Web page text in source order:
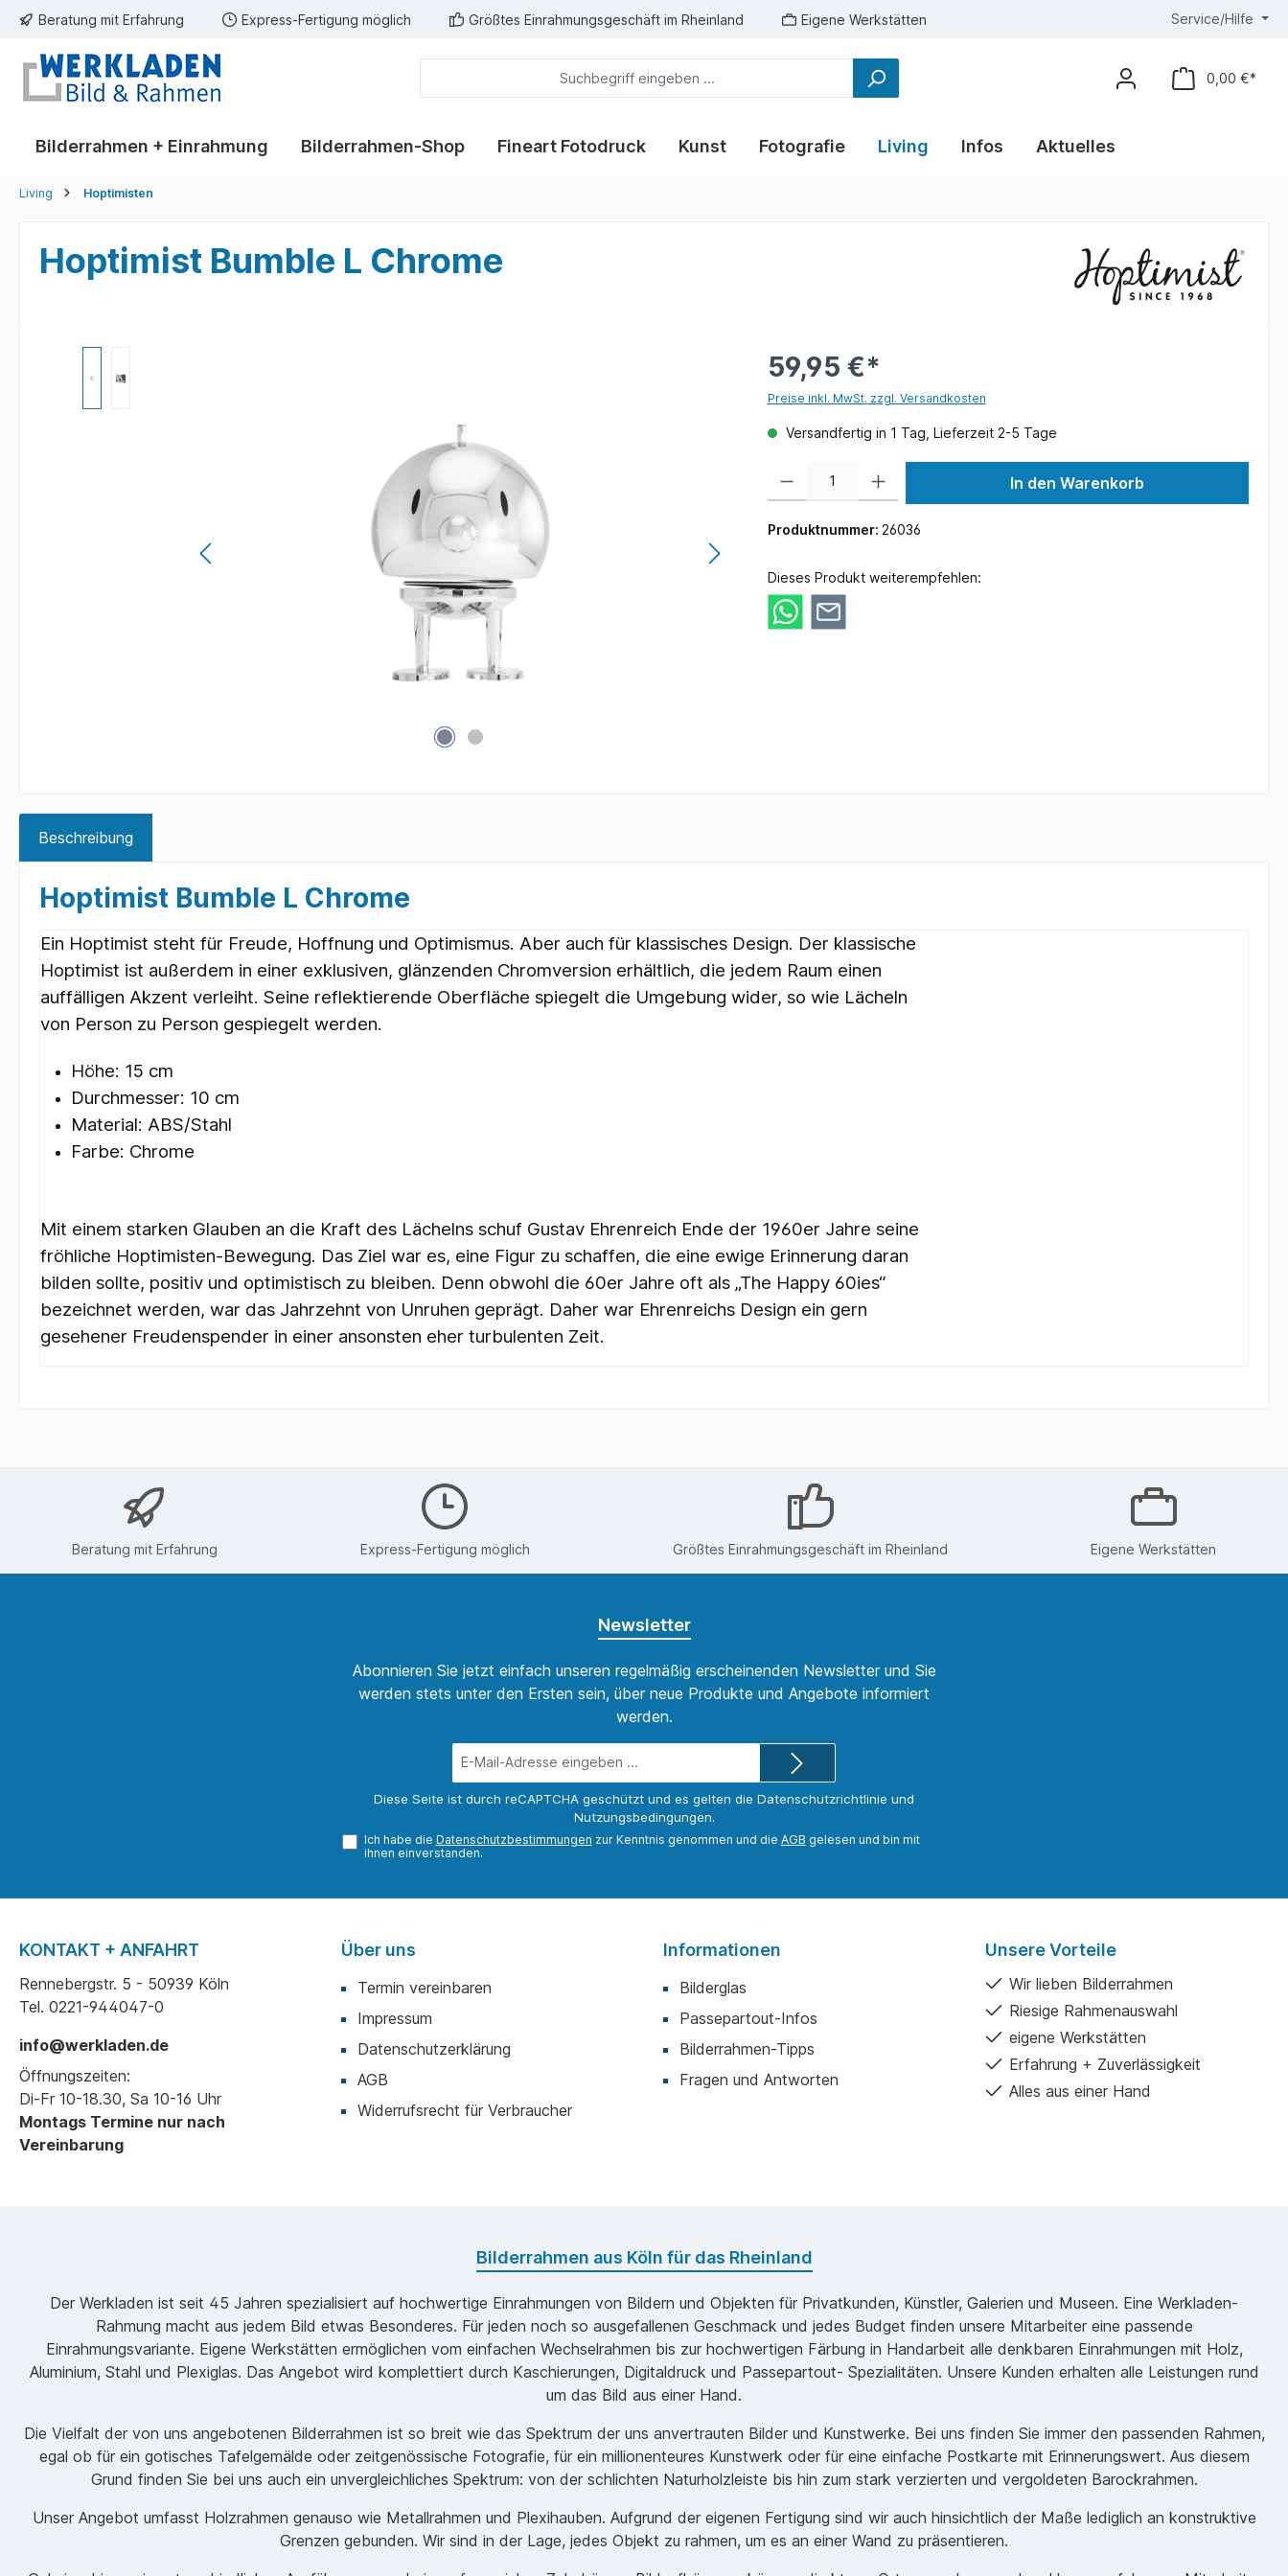
Zur Hauptnavigation springen
Beratung mit Erfahrung Express-Fertigung möglich Größtes Einrahmungsgeschäft im Rheinland Eigene Werkstätten Service/Hilfe
0,00 €*
Bilderrahmen + Einrahmung Bilderrahmen-Shop Fineart Fotodruck Kunst Fotografie Living Infos Aktuelles
Living Hoptimisten
Hoptimist Bumble L Chrome
59,95 €*
Preise inkl. MwSt. zzgl. Versandkosten
Versandfertig in 1 Tag, Lieferzeit 2-5 Tage
In den Warenkorb
Produktnummer: 26036
Dieses Produkt weiterempfehlen:
Beschreibung
Hoptimist Bumble L Chrome
Ein Hoptimist steht für Freude, Hoffnung und Optimismus. Aber auch für klassisches Design. Der klassische
Hoptimist ist außerdem in einer exklusiven, glänzenden Chromversion erhältlich, die jedem Raum einen
auffälligen Akzent verleiht. Seine reflektierende Oberfläche spiegelt die Umgebung wider, so wie Lächeln
von Person zu Person gespiegelt werden.
Höhe: 15 cm
Durchmesser: 10 cm
Material: ABS/Stahl
Farbe: Chrome
Mit einem starken Glauben an die Kraft des Lächelns schuf Gustav Ehrenreich Ende der 1960er Jahre seine
fröhliche Hoptimisten-Bewegung. Das Ziel war es, eine Figur zu schaffen, die eine ewige Erinnerung daran
bilden sollte, positiv und optimistisch zu bleiben. Denn obwohl die 60er Jahre oft als „The Happy 60ies“
bezeichnet werden, war das Jahrzehnt von Unruhen geprägt. Daher war Ehrenreichs Design ein gern
gesehener Freudenspender in einer ansonsten eher turbulenten Zeit.
Beratung mit Erfahrung Express-Fertigung möglich Größtes Einrahmungsgeschäft im Rheinland Eigene Werkstätten
Newsletter
Abonnieren Sie jetzt einfach unseren regelmäßig erscheinenden Newsletter und Sie
werden stets unter den Ersten sein, über neue Produkte und Angebote informiert
werden.
Mail-
Adresse*
Diese Seite ist durch reCAPTCHA geschützt und es gelten die Datenschutzrichtlinie und
Nutzungsbedingungen.
Ich habe die Datenschutzbestimmungen zur Kenntnis genommen und die AGB gelesen und bin mit
ihnen einverstanden.
KONTAKT + ANFAHRT
Rennebergstr. 5 - 50939 Köln
Tel. 0221-944047-0
info@werkladen.de
Öffnungszeiten:
Di-Fr 10-18.30, Sa 10-16 Uhr
Montags Termine nur nach
Vereinbarung
Über uns
Termin vereinbaren
Impressum
Datenschutzerklärung
AGB
Widerrufsrecht für Verbraucher
Informationen
Bilderglas
Passepartout-Infos
Bilderrahmen-Tipps
Fragen und Antworten
Unsere Vorteile
Wir lieben Bilderrahmen
Riesige Rahmenauswahl
eigene Werkstätten
Erfahrung + Zuverlässigkeit
Alles aus einer Hand
Bilderrahmen aus Köln für das Rheinland
Der Werkladen ist seit 45 Jahren spezialisiert auf hochwertige Einrahmungen von Bildern und Objekten für Privatkunden, Künstler, Galerien und Museen. Eine Werkladen-
Rahmung macht aus jedem Bild etwas Besonderes. Für jeden noch so ausgefallenen Geschmack und jedes Budget finden unsere Mitarbeiter eine passende
Einrahmungsvariante. Eigene Werkstätten ermöglichen vom einfachen Wechselrahmen bis zur hochwertigen Färbung in Handarbeit alle denkbaren Einrahmungen mit Holz,
Aluminium, Stahl und Plexiglas. Das Angebot wird komplettiert durch Kaschierungen, Digitaldruck und Passepartout- Spezialitäten. Unsere Kunden erhalten alle Leistungen rund
um das Bild aus einer Hand.
Die Vielfalt der von uns angebotenen Bilderrahmen ist so breit wie das Spektrum der uns anvertrauten Bilder und Kunstwerke. Bei uns finden Sie immer den passenden Rahmen,
egal ob für ein gotisches Tafelgemälde oder zeitgenössische Fotografie, für ein millionenteures Kunstwerk oder für eine einfache Postkarte mit Erinnerungswert. Aus diesem
Grund finden Sie bei uns auch ein unvergleichliches Spektrum: von der schlichten Naturholzleiste bis hin zum stark verzierten und vergoldeten Barockrahmen.
Unser Angebot umfasst Holzrahmen genauso wie Metallrahmen und Plexihauben. Aufgrund der eigenen Fertigung sind wir auch hinsichtlich der Maße lediglich an konstruktive
Grenzen gebunden. Wir sind in der Lage, jedes Objekt zu rahmen, um es an einer Wand zu präsentieren.